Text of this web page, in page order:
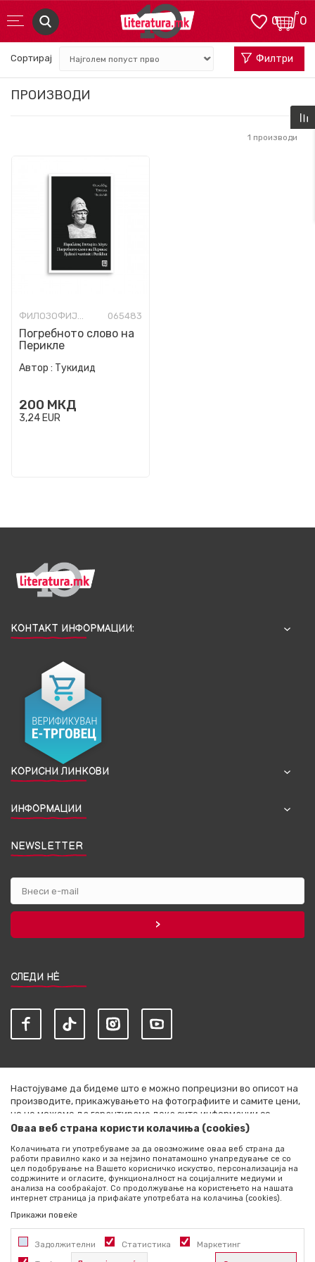
0
0
ПРОИЗВОДИ
Сортирај Филтри
1 производи
ФИЛОЗОФИЈА И СВЕТОГЛЕД 065483
Погребното слово на
Перикле
Автор : Тукидид
200 МКД
3,24 EUR
КОНТАКТ ИНФОРМАЦИИ:
КОРИСНИ ЛИНКОВИ
ИНФОРМАЦИИ
NEWSLETTER
СЛЕДИ НЀ
Настојуваме да бидеме што е можно попрецизни во описот на
производите, прикажувањето на фотографиите и самите цени,
но не можеме да гарантираме дека сите информации се
комплетни и без грешки. Сите артикли прикажани на сајтот се
секој момент. Расположливоста на производите можете да ја
проверите со повик на +389 76 444 490
©2026 literatura.mk, Изработено одNB SOFT. Сите права
задржани.
Оваа веб страна користи колачиња (cookies)
Колачињата ги употребуваме за да овозможиме оваа веб страна да
работи правилно како и за нејзино понатамошно унапредување се со
цел подобрување на Вашето корисничко искуство, персонализација на
содржините и огласите, функционалност на социјалните медиуми и
анализа на сообраќајот. Со продолжување на користењето на нашата
интернет страница ја прифаќате употребата на колачиња (cookies).
Прикажи повеќе
Задолжителни Статистика Маркетинг